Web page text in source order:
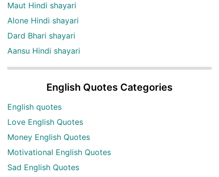
Maut Hindi shayari
Alone Hindi shayari
Dard Bhari shayari
Aansu Hindi shayari
English Quotes Categories
English quotes
Love English Quotes
Money English Quotes
Motivational English Quotes
Sad English Quotes